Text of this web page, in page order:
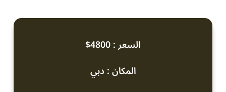
السعر : 4800$
المكان : دبي